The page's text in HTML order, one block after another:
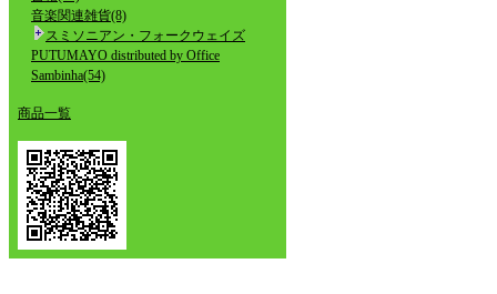
音楽関連雑貨(8)
スミソニアン・フォークウェイズ
PUTUMAYO distributed by Office
Sambinha(54)
商品一覧